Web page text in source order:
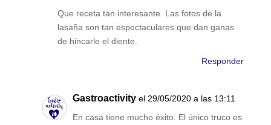
Que receta tan interesante. Las fotos de la
lasaña son tan espectaculares que dan ganas
de hincarle el diente.
Responder
Gastroactivity el 29/05/2020 a las 13:11
En casa tiene mucho éxito. El único truco es